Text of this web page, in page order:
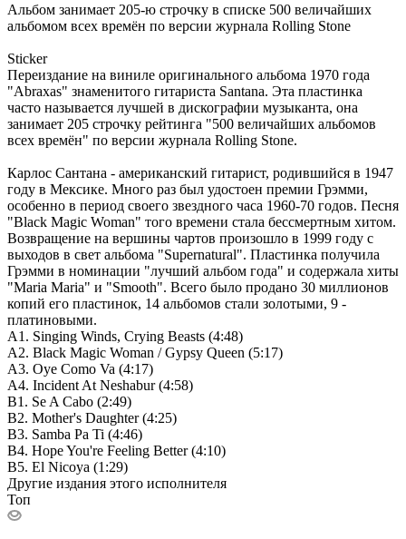
Альбом занимает 205-ю строчку в списке 500 величайших
альбомом всех времён по версии журнала Rolling Stone
Sticker
Переиздание на виниле оригинального альбома 1970 года
"Abraxas" знаменитого гитариста Santana. Эта пластинка
часто называется лучшей в дискографии музыканта, она
занимает 205 строчку рейтинга "500 величайших альбомов
всех времён" по версии журнала Rolling Stone.
Карлос Сантана - американский гитарист, родившийся в 1947
году в Мексике. Много раз был удостоен премии Грэмми,
особенно в период своего звездного часа 1960-70 годов. Песня
"Black Magic Woman" того времени стала бессмертным хитом.
Возвращение на вершины чартов произошло в 1999 году с
выходов в свет альбома "Supernatural". Пластинка получила
Грэмми в номинации "лучший альбом года" и содержала хиты
"Maria Maria" и "Smooth". Всего было продано 30 миллионов
копий его пластинок, 14 альбомов стали золотыми, 9 -
платиновыми.
A1. Singing Winds, Crying Beasts (4:48)
A2. Black Magic Woman / Gypsy Queen (5:17)
A3. Oye Como Va (4:17)
A4. Incident At Neshabur (4:58)
B1. Se A Cabo (2:49)
B2. Mother's Daughter (4:25)
B3. Samba Pa Ti (4:46)
B4. Hope You're Feeling Better (4:10)
B5. El Nicoya (1:29)
Другие издания этого исполнителя
Топ